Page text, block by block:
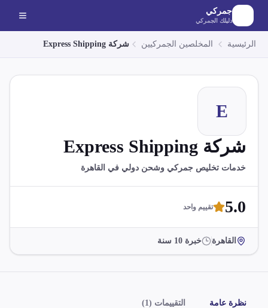
الانتقال إلى المحتوى الرئيسي
جمركي
دليلك الجمركي
الرئيسية المخلصين الجمركيين شركة Express Shipping
E
شركة Express Shipping
خدمات تخليص جمركي وشحن دولي في القاهرة
5.0 تقييم واحد
القاهرة خبرة 10 سنة
نظرة عامة التقييمات (1)